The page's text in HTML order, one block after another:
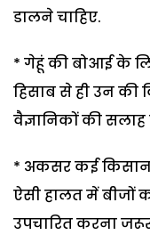
डालने चाहिए.
* गेहूं की बोआई के
हिसाब से ही उन की
वैज्ञानिकों की
* अकसर कई किसान
ऐसी हालत में बीजों
उपचारित करना